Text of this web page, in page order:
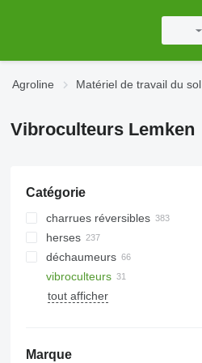
Agroline Matériel de travail du sol
Vibroculteurs Lemken
Catégorie
charrues réversibles
herses
herses à disques
herses rotatives
herses à dents flexibles
déchaumeurs
rouleaux à anneaux
rouleaux cambridge
autres rouleaux agricoles
vibroculteurs
tout afficher
Marque